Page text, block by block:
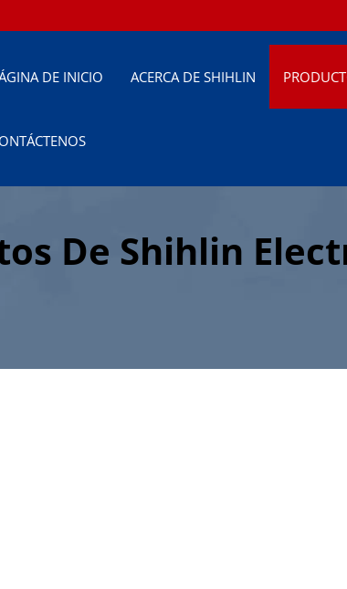
DE INICIO ACERCA DE SHIHLIN
De Shihlin